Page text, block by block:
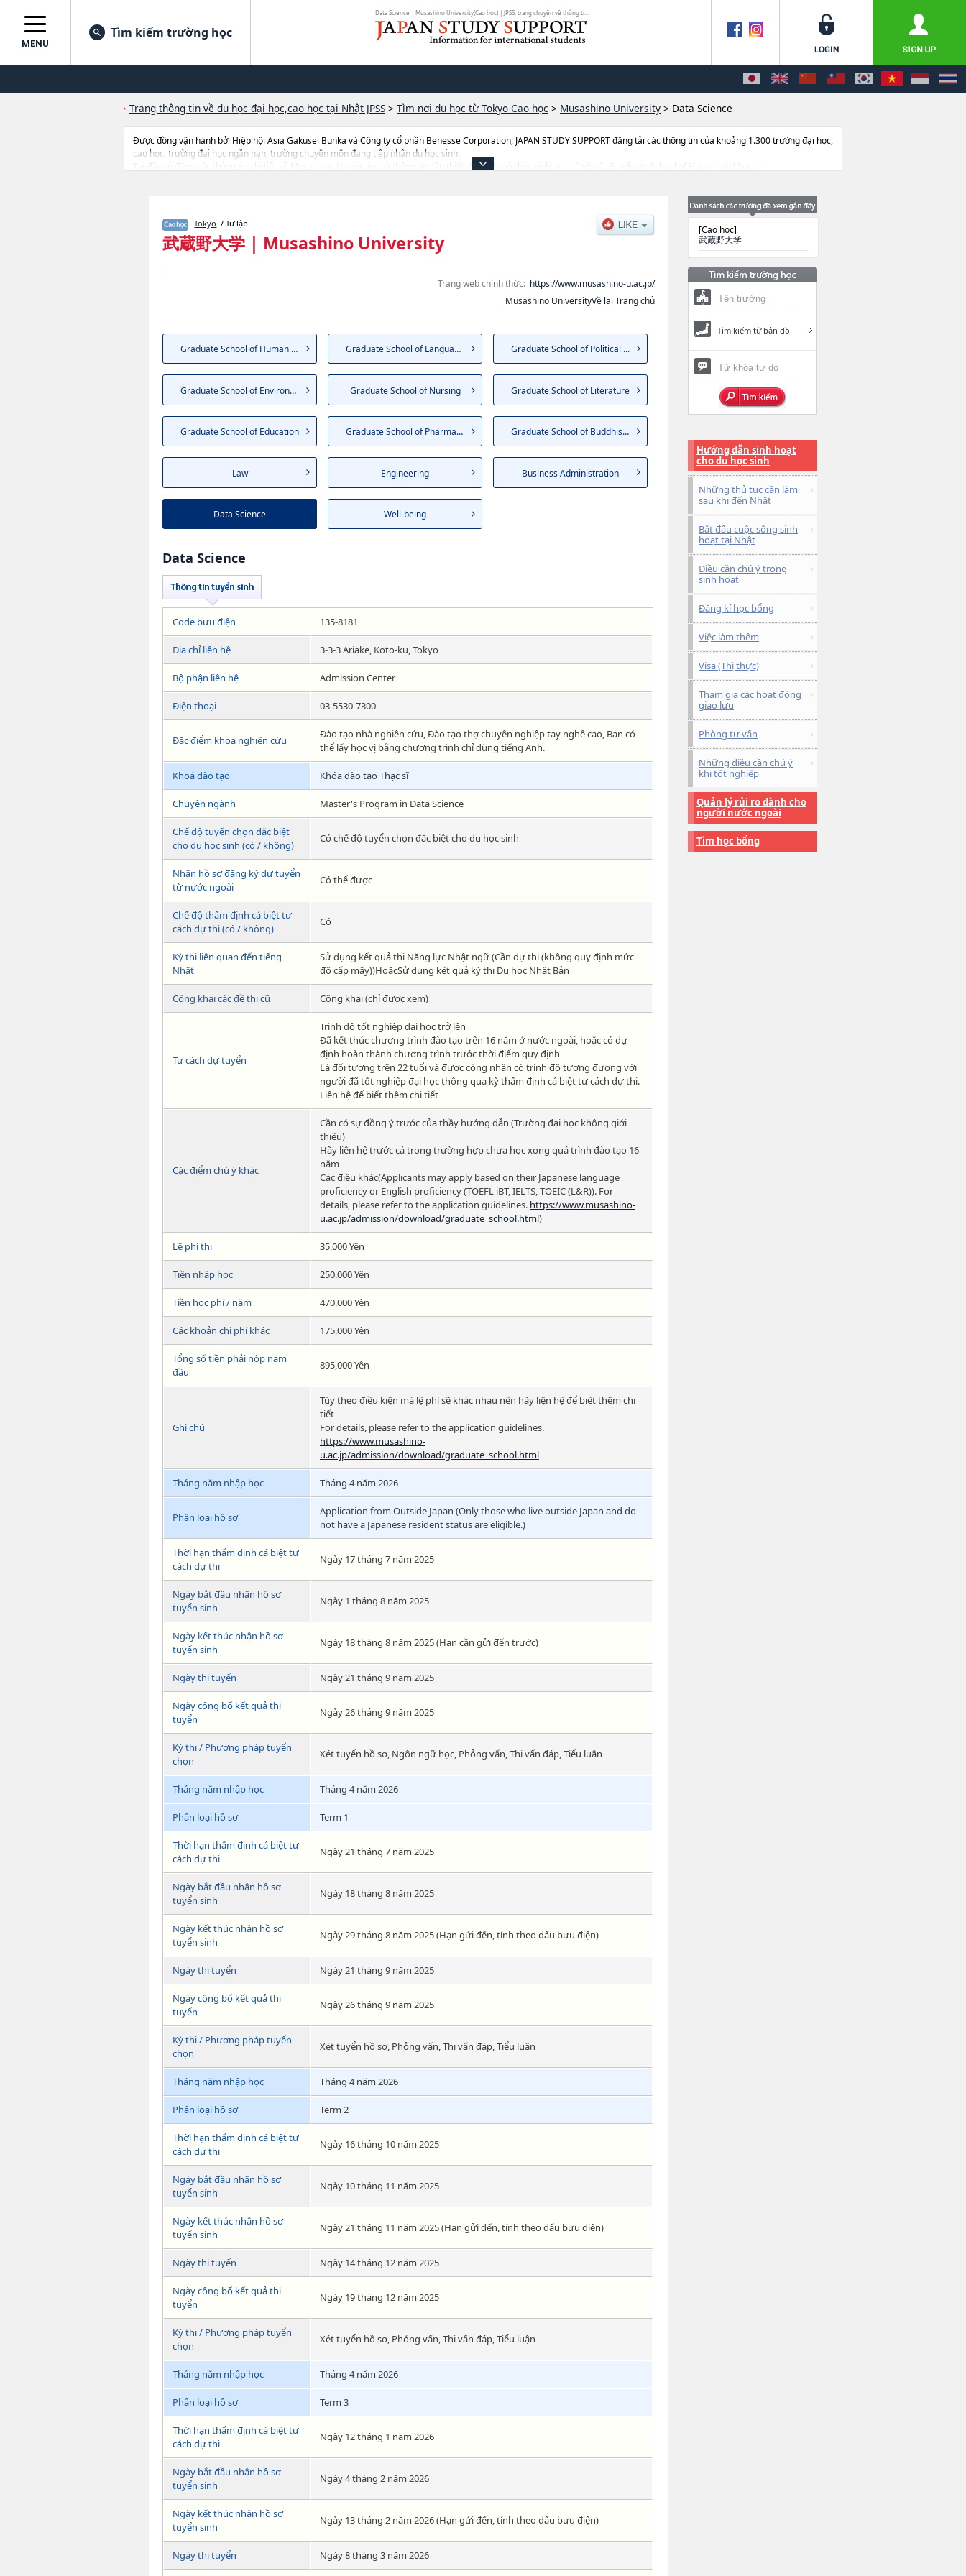
Data Science | Musashino University(Cao học) | JPSS, trang chuyên về thông ti...
MENU
Tìm kiếm trường học
Trang thông tin về du học đại học,cao học tại Nhật JPSS > Tìm nơi du học từ Tokyo Cao học > Musashino University > Data Science
Được đồng vận hành bởi Hiệp hội Asia Gakusei Bunka và Công ty cổ phần Benesse Corporation, JAPAN STUDY SUPPORT đăng tải các thông tin của khoảng 1.300 trường đại học,
cao học, trường đại học ngắn hạn, trường chuyên môn đang tiếp nhận du học sinh.
Tại đây có đăng các thông tin chi tiết về Musashino University, và thông tin cần thiết dành cho du học sinh, như là về các Graduate School of Human and Social
StudieshoặcLawhoặcEngineeringhoặcBusiness AdministrationhoặcData SciencehoặcWell-being, thông tin về từng khoa nghiên cứu, thông tin liên quan đến thi tuyển như số
lượng tuyển sinh, số lượng trúng tuyển, cở sở trang thiết bị, hướng dẫn địa điểm v.v...
Tokyo / Tư lập
武蔵野大学 | Musashino University
Trang web chính thức: https://www.musashino-u.ac.jp/
Musashino UniversityVề lại Trang chủ
Graduate School of Human and ... Graduate School of Language a... Graduate School of Political ...
Graduate School of Environmen... Graduate School of Nursing Graduate School of Literature
Graduate School of Education Graduate School of Pharmaceut... Graduate School of Buddhist S...
Law Engineering Business Administration
Data Science Well-being
Data Science
Code bưu điện 135-8181
Địa chỉ liên hệ 3-3-3 Ariake, Koto-ku, Tokyo
Bộ phận liên hệ Admission Center
Điện thoại 03-5530-7300
Đặc điểm khoa nghiên cứu
Đào tạo nhà nghiên cứu, Đào tạo thợ chuyên nghiệp tay nghề cao, Bạn có
thể lấy học vị bằng chương trình chỉ dùng tiếng Anh.
Khoá đào tạo Khóa đào tạo Thạc sĩ
Chuyên ngành Master's Program in Data Science
Chế độ tuyển chọn đăc biệt
cho du học sinh (có / không)
Có chế độ tuyển chọn đăc biệt cho du học sinh
Nhận hồ sơ đăng ký dự tuyển
từ nước ngoài
Có thể được
Chế độ thẩm định cá biệt tư
cách dự thi (có / không)
Có
Kỳ thi liên quan đến tiếng
Nhật
Sử dụng kết quả thi Năng lực Nhật ngữ (Cần dự thi (không quy định mức
độ cấp mấy))HoặcSử dụng kết quả kỳ thi Du học Nhật Bản
Công khai các đề thi cũ Công khai (chỉ được xem)
Tư cách dự tuyển
Trình độ tốt nghiệp đại học trở lên
Đã kết thúc chương trình đào tạo trên 16 năm ở nước ngoài, hoặc có dự
định hoàn thành chương trình trước thời điểm quy định
Là đối tượng trên 22 tuổi và được công nhận có trình độ tương đương với
người đã tốt nghiệp đại học thông qua kỳ thẩm định cá biệt tư cách dự thi.
Liên hệ để biết thêm chi tiết
Các điểm chú ý khác
Cần có sự đồng ý trước của thầy hướng dẫn (Trường đại học không giới
thiệu)
Hãy liên hệ trước cả trong trường hợp chưa học xong quá trình đào tạo 16
năm
Các điều khác(Applicants may apply based on their Japanese language
proficiency or English proficiency (TOEFL iBT, IELTS, TOEIC (L&R)). For
details, please refer to the application guidelines. https://www.musashino-
u.ac.jp/admission/download/graduate_school.html)
Lệ phí thi 35,000 Yên
Tiền nhập học 250,000 Yên
Tiền học phí / năm 470,000 Yên
Các khoản chi phí khác 175,000 Yên
Tổng số tiền phải nộp năm
đầu
895,000 Yên
Ghi chú
Tùy theo điều kiện mà lệ phí sẽ khác nhau nên hãy liện hệ để biết thêm chi
tiết
For details, please refer to the application guidelines.
https://www.musashino-
u.ac.jp/admission/download/graduate_school.html
Tháng năm nhập học Tháng 4 năm 2026
Phân loại hồ sơ
Application from Outside Japan (Only those who live outside Japan and do
not have a Japanese resident status are eligible.)
Thời hạn thẩm định cá biệt tư
cách dự thi
Ngày 17 tháng 7 năm 2025
Ngày bắt đầu nhận hồ sơ
tuyển sinh
Ngày 1 tháng 8 năm 2025
Ngày kết thúc nhận hồ sơ
tuyển sinh
Ngày 18 tháng 8 năm 2025 (Hạn cần gửi đến trước)
Ngày thi tuyển Ngày 21 tháng 9 năm 2025
Ngày công bố kết quả thi
tuyển
Ngày 26 tháng 9 năm 2025
Kỳ thi / Phương pháp tuyển
chọn
Xét tuyển hồ sơ, Ngôn ngữ học, Phỏng vấn, Thi vấn đáp, Tiểu luận
Tháng năm nhập học Tháng 4 năm 2026
Phân loại hồ sơ Term 1
Thời hạn thẩm định cá biệt tư
cách dự thi
Ngày 21 tháng 7 năm 2025
Ngày bắt đầu nhận hồ sơ
tuyển sinh
Ngày 18 tháng 8 năm 2025
Ngày kết thúc nhận hồ sơ
tuyển sinh
Ngày 29 tháng 8 năm 2025 (Hạn gửi đến, tính theo dấu bưu điện)
Ngày thi tuyển Ngày 21 tháng 9 năm 2025
Ngày công bố kết quả thi
tuyển
Ngày 26 tháng 9 năm 2025
Kỳ thi / Phương pháp tuyển
chọn
Xét tuyển hồ sơ, Phỏng vấn, Thi vấn đáp, Tiểu luận
Tháng năm nhập học Tháng 4 năm 2026
Phân loại hồ sơ Term 2
Thời hạn thẩm định cá biệt tư
cách dự thi
Ngày 16 tháng 10 năm 2025
Ngày bắt đầu nhận hồ sơ
tuyển sinh
Ngày 10 tháng 11 năm 2025
Ngày kết thúc nhận hồ sơ
tuyển sinh
Ngày 21 tháng 11 năm 2025 (Hạn gửi đến, tính theo dấu bưu điện)
Ngày thi tuyển Ngày 14 tháng 12 năm 2025
Ngày công bố kết quả thi
tuyển
Ngày 19 tháng 12 năm 2025
Kỳ thi / Phương pháp tuyển
chọn
Xét tuyển hồ sơ, Phỏng vấn, Thi vấn đáp, Tiểu luận
Tháng năm nhập học Tháng 4 năm 2026
Phân loại hồ sơ Term 3
Thời hạn thẩm định cá biệt tư
cách dự thi
Ngày 12 tháng 1 năm 2026
Ngày bắt đầu nhận hồ sơ
tuyển sinh
Ngày 4 tháng 2 năm 2026
Ngày kết thúc nhận hồ sơ
tuyển sinh
Ngày 13 tháng 2 năm 2026 (Hạn gửi đến, tính theo dấu bưu điện)
Ngày thi tuyển Ngày 8 tháng 3 năm 2026
[Cao học]
武蔵野大学
Tìm kiếm từ bản đồ
Hướng dẫn sinh hoạt
cho du học sinh
Những thủ tục cần làm
sau khi đến Nhật
Bắt đầu cuộc sống sinh
hoạt tại Nhật
Điều cần chú ý trong
sinh hoạt
Đăng kí học bổng
Việc làm thêm
Visa (Thị thực)
Tham gia các hoạt động
giao lưu
Phòng tư vấn
Những điều cần chú ý
khi tốt nghiệp
Quản lý rủi ro dành cho
người nước ngoài
Tìm học bổng